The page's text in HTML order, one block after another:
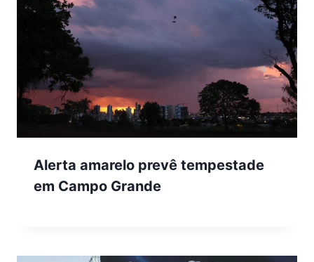
Alerta amarelo prevê tempestade
em Campo Grande